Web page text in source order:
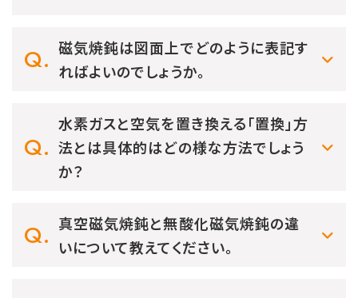
磁気焼鈍は図面上でどのように表記す
ればよいのでしょうか。
水素ガスと空気を置き換える「置換」方
法とは具体的はどの様な方法でしょう
か？
真空磁気焼鈍と無酸化磁気焼鈍の違
いについて教えてください。